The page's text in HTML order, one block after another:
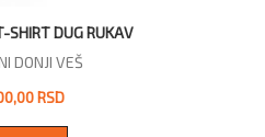
SHIRT DUG RUKAV
DONJI VEŠ
RSD